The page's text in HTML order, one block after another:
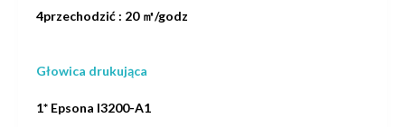
4przechodzić : 20 ㎡/godz
Głowica drukująca
1* Epsona I3200-A1